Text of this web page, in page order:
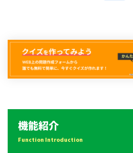
機能紹介
Function Introduction